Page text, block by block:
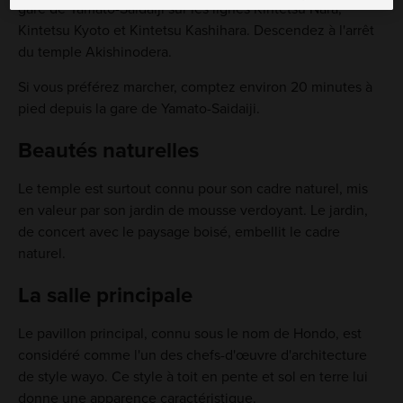
gare de Yamato-Saidaiji sur les lignes Kintetsu Nara,
Kintetsu Kyoto et Kintetsu Kashihara. Descendez à l'arrêt
du temple Akishinodera.
Si vous préférez marcher, comptez environ 20 minutes à
pied depuis la gare de Yamato-Saidaiji.
Beautés naturelles
Le temple est surtout connu pour son cadre naturel, mis
en valeur par son jardin de mousse verdoyant. Le jardin,
de concert avec le paysage boisé, embellit le cadre
naturel.
La salle principale
Le pavillon principal, connu sous le nom de Hondo, est
considéré comme l'un des chefs-d'œuvre d'architecture
de style wayo. Ce style à toit en pente et sol en terre lui
donne une apparence caractéristique.